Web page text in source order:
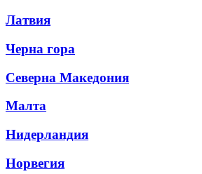
Латвия
Черна гора
Северна Македония
Малта
Нидерландия
Норвегия